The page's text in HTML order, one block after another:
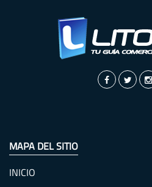
MAPA DEL SITIO
INICIO